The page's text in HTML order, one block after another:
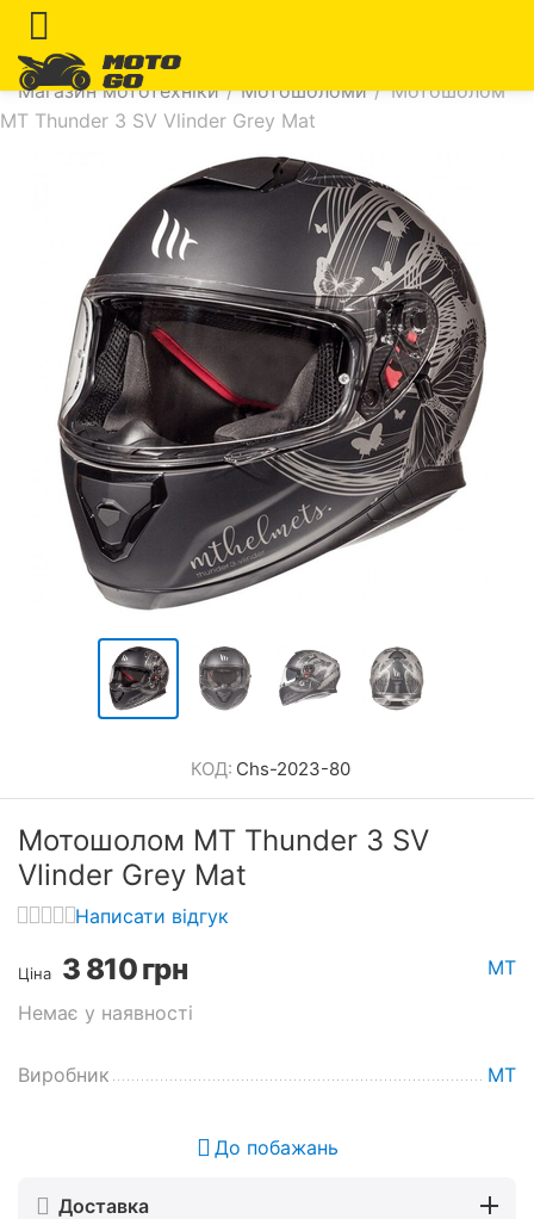
Магазин мототехніки / Мотошоломи / Мотошолом
MT Thunder 3 SV Vlinder Grey Mat
КОД: Chs-2023-80
Мотошолом MT Thunder 3 SV
Vlinder Grey Mat
Написати відгук
Ціна 3 810грн
Немає у наявності
MT
Виробник MT
До побажань
Доставка